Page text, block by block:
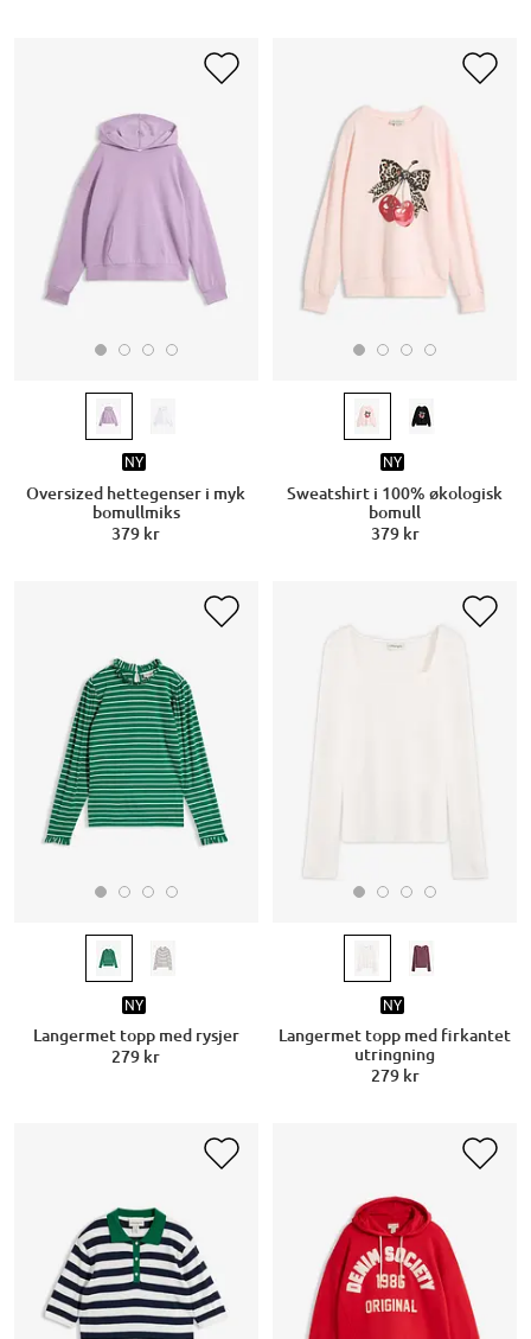
NY
Oversized hettegenser i myk
bomullmiks
379 kr
NY
Sweatshirt i 100% økologisk
bomull
379 kr
NY
Langermet topp med rysjer
279 kr
NY
Langermet topp med firkantet
utringning
279 kr